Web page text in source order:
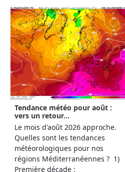
Tendance météo pour août :
vers un retour...
Le mois d'août 2026 approche.
Quelles sont les tendances
météorologiques pour nos
régions Méditerranéennes ? 1)
Première décade :